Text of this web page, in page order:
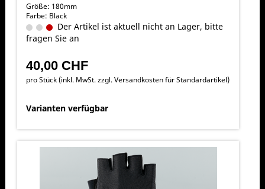
Größe: 180mm
Farbe: Black
Der Artikel ist aktuell nicht an Lager, bitte
fragen Sie an
40,00 CHF
pro Stück (inkl. MwSt. zzgl.Versandkosten für Standardartikel)
Varianten verfügbar